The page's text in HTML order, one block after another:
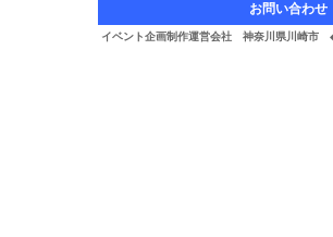
お問い合わせ
イベント企画制作運営会社 神奈川県川崎市